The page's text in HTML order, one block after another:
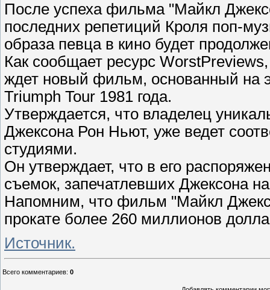
После успеха фильма "Майкл
последних репетиций Кроля поп-
образа певца в кино будет
Как сообщает ресурс
ждет новый фильм, основанный на
Triumph Tour 1981 года.
Утверждается, что владелец
Джексона Рон Ньют, уже ведет
студиями.
Он утверждает, что в его
съемок, запечатлевших Джексона
Напомним, что фильм "Майкл
прокате более 260 миллионов
Источник.
Всего комментариев: 0